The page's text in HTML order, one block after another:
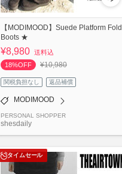
【MODIMOOD】Suede Platform Fold
Boots ★
¥8,980 送料込
18%OFF
¥10,980
関税負担なし 返品補償
MODIMOOD
PERSONAL SHOPPER
shesdaily
タイムセール